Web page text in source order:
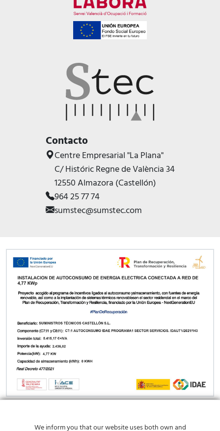
Contacto
Centre Empresarial "La Plana"
C/ Históric Regne de València 34
12550 Almazora (Castellón)
964 25 77 74
sumstec@sumstec.com
PROGRAMA KIT DIGITAL FINANCIADO POR LOS FONDOS NEXT
We inform you that our website uses both own and